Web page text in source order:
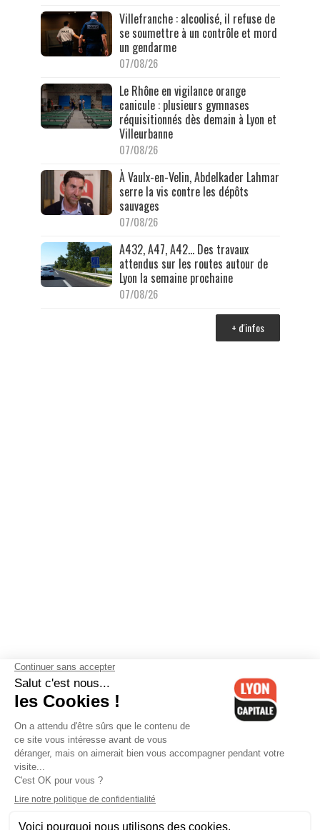
Villefranche : alcoolisé, il refuse de
se soumettre à un contrôle et mord
un gendarme
07/08/26
Le Rhône en vigilance orange
canicule : plusieurs gymnases
réquisitionnés dès demain à Lyon et
Villeurbanne
07/08/26
À Vaulx-en-Velin, Abdelkader Lahmar
serre la vis contre les dépôts
sauvages
07/08/26
A432, A47, A42… Des travaux
attendus sur les routes autour de
Lyon la semaine prochaine
07/08/26
+ d'infos